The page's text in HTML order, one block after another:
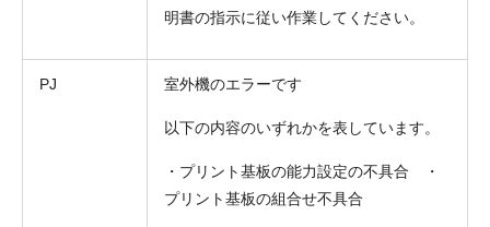
明書の指示に従い作業してください。
PJ 室外機のエラーです
以下の内容のいずれかを表しています。
・プリント基板の能力設定の不具合 ・
プリント基板の組合せ不具合